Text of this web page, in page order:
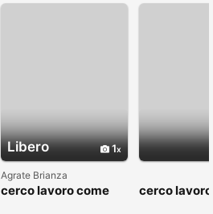
Libero 1
Agrate Brianza
cerco lavoro come
cerco